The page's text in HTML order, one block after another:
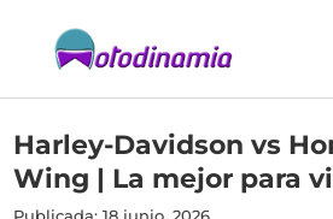
Harley-Davidson vs
Wing | La mejor para